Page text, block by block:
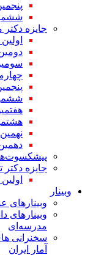
جایزه دکتر
جایزه دکتر
اولین
وبینار
وبینارهای
وبینارهای
مدرسه‌ای
سخنرانی
آمار ایران